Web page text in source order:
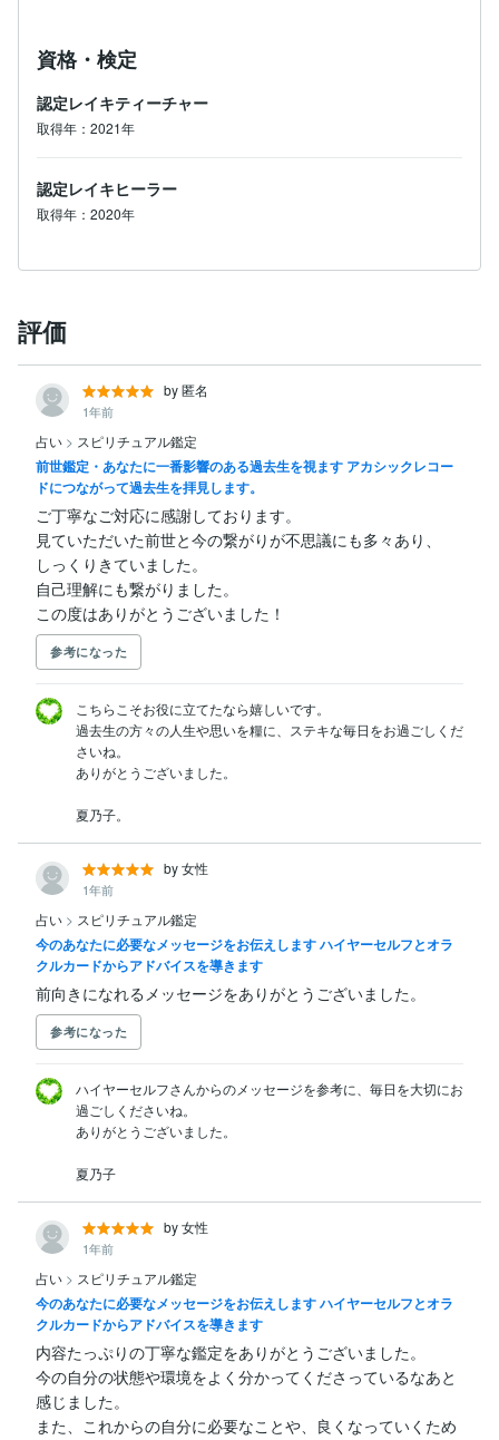
資格・検定
認定レイキティーチャー
取得年：2021年
認定レイキヒーラー
取得年：2020年
評価
by 匿名
1年前
占い > スピリチュアル鑑定
前世鑑定・あなたに一番影響のある過去生を視ます アカシックレコー
ドにつながって過去生を拝見します。
ご丁寧なご対応に感謝しております。
見ていただいた前世と今の繋がりが不思議にも多々あり、
しっくりきていました。
自己理解にも繋がりました。
この度はありがとうございました！
参考になった
こちらこそお役に立てたなら嬉しいです。
過去生の方々の人生や思いを糧に、ステキな毎日をお過ごしくだ
さいね。
ありがとうございました。
夏乃子。
by 女性
1年前
占い > スピリチュアル鑑定
今のあなたに必要なメッセージをお伝えします ハイヤーセルフとオラ
クルカードからアドバイスを導きます
前向きになれるメッセージをありがとうございました。
参考になった
ハイヤーセルフさんからのメッセージを参考に、毎日を大切にお
過ごしくださいね。
ありがとうございました。
夏乃子
by 女性
1年前
占い > スピリチュアル鑑定
今のあなたに必要なメッセージをお伝えします ハイヤーセルフとオラ
クルカードからアドバイスを導きます
内容たっぷりの丁寧な鑑定をありがとうございました。
今の自分の状態や環境をよく分かってくださっているなあと
感じました。
また、これからの自分に必要なことや、良くなっていくため